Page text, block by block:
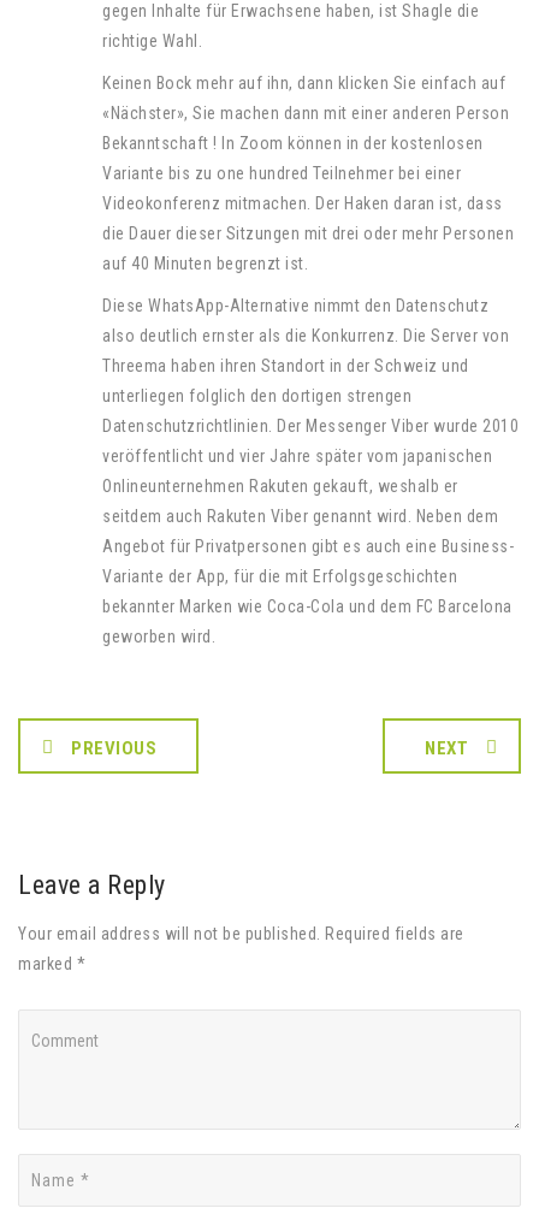
gegen Inhalte für Erwachsene haben, ist Shagle die
richtige Wahl.
Keinen Bock mehr auf ihn, dann klicken Sie einfach auf
«Nächster», Sie machen dann mit einer anderen Person
Bekanntschaft ! In Zoom können in der kostenlosen
Variante bis zu one hundred Teilnehmer bei einer
Videokonferenz mitmachen. Der Haken daran ist, dass
die Dauer dieser Sitzungen mit drei oder mehr Personen
auf 40 Minuten begrenzt ist.
Diese WhatsApp-Alternative nimmt den Datenschutz
also deutlich ernster als die Konkurrenz. Die Server von
Threema haben ihren Standort in der Schweiz und
unterliegen folglich den dortigen strengen
Datenschutzrichtlinien. Der Messenger Viber wurde 2010
veröffentlicht und vier Jahre später vom japanischen
Onlineunternehmen Rakuten gekauft, weshalb er
seitdem auch Rakuten Viber genannt wird. Neben dem
Angebot für Privatpersonen gibt es auch eine Business-
Variante der App, für die mit Erfolgsgeschichten
bekannter Marken wie Coca-Cola und dem FC Barcelona
geworben wird.
PREVIOUS NEXT
Leave a Reply
Your email address will not be published. Required fields are
marked *